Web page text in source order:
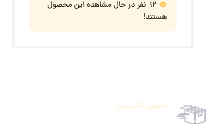
12 نفر در حال مشاهده این محصول
هستند!
تحویل اکسپرس